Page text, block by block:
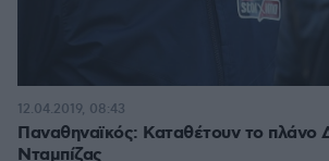
Παναθηναϊκός: Καταθέτουν το πλάνο
Νταμπίζας
12.04.2019, 08:43